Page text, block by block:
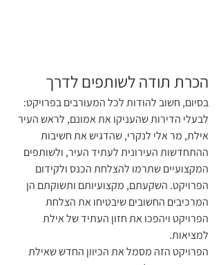
הכרת תודה לשותפים לדרך
בסיום, חשוב להודות לכל המעורבים בפרויקט:
לבעלי הדירות שהעניקו את אמונם, לראש העיר
אילת, מר אלי לנקרי, שהדגיש את חשיבות
ההתחדשות העירונית לעתיד העיר, ולשותפים
המקצועיים שתרמו להצלחת הכנס ולקידום
הפרויקט. השקעתם, מקצועיותם ותשוקתם הן
המרכיבים החשובים שיבטיחו את הצלחת
הפרויקט ויהפכו את חזון העתיד של אילת
למציאות.
הפרויקט הזה מסמל את הכיוון החדש שאילת